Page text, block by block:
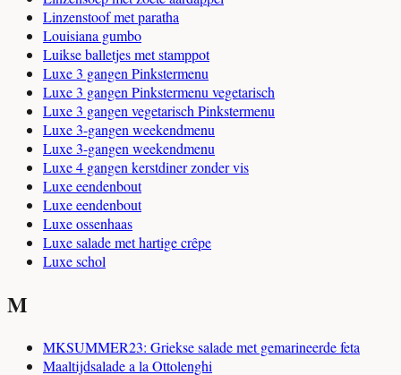
Linzenstoof met paratha
Louisiana gumbo
Luikse balletjes met stamppot
Luxe 3 gangen Pinkstermenu
Luxe 3 gangen Pinkstermenu vegetarisch
Luxe 3 gangen vegetarisch Pinkstermenu
Luxe 3-gangen weekendmenu
Luxe 3-gangen weekendmenu
Luxe 4 gangen kerstdiner zonder vis
Luxe eendenbout
Luxe eendenbout
Luxe ossenhaas
Luxe salade met hartige crêpe
Luxe schol
M
MKSUMMER23: Griekse salade met gemarineerde feta
Maaltijdsalade a la Ottolenghi